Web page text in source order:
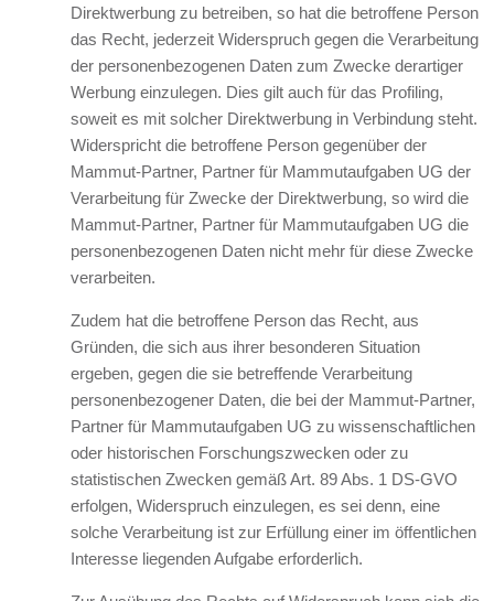
Direktwerbung zu betreiben, so hat die betroffene Person
das Recht, jederzeit Widerspruch gegen die Verarbeitung
der personenbezogenen Daten zum Zwecke derartiger
Werbung einzulegen. Dies gilt auch für das Profiling,
soweit es mit solcher Direktwerbung in Verbindung steht.
Widerspricht die betroffene Person gegenüber der
Mammut-Partner, Partner für Mammutaufgaben UG der
Verarbeitung für Zwecke der Direktwerbung, so wird die
Mammut-Partner, Partner für Mammutaufgaben UG die
personenbezogenen Daten nicht mehr für diese Zwecke
verarbeiten.
Zudem hat die betroffene Person das Recht, aus
Gründen, die sich aus ihrer besonderen Situation
ergeben, gegen die sie betreffende Verarbeitung
personenbezogener Daten, die bei der Mammut-Partner,
Partner für Mammutaufgaben UG zu wissenschaftlichen
oder historischen Forschungszwecken oder zu
statistischen Zwecken gemäß Art. 89 Abs. 1 DS-GVO
erfolgen, Widerspruch einzulegen, es sei denn, eine
solche Verarbeitung ist zur Erfüllung einer im öffentlichen
Interesse liegenden Aufgabe erforderlich.